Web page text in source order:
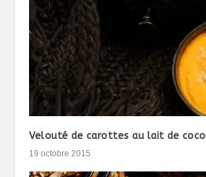
Velouté de carottes au lait de coco
19 octobre 2015